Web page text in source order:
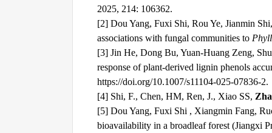
2025, 214: 106362.
[2] Dou Yang, Fuxi Shi, Rou Ye, Jianmin
associations with fungal communities to
[3] Jin He, Dong Bu, Yuan‑Huang Zeng,
response of plant-derived lignin phenols
https://doi.org/10.1007/s11104-025-07836-2.
[4] Shi, F., Chen, HM, Ren, J., Xiao SS,
[5] Dou Yang, Fuxi Shi , Xiangmin Fang,
bioavailability in a broadleafforest (Jiangxi